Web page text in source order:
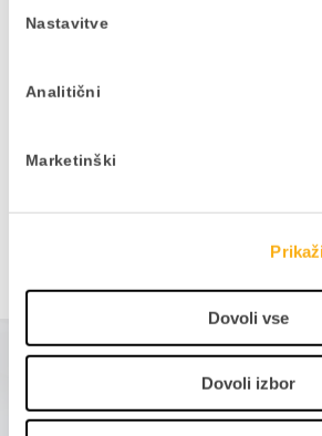
Nastavitve
Analitični
Marketinški
Dovoli vse
Dovoli izbor
Morda bi vas